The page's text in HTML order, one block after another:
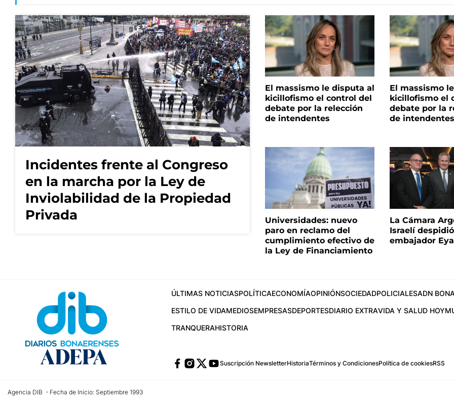
Incidentes frente al Congreso
en la marcha por la Ley de
Inviolabilidad de la Propiedad
Privada
El massismo le disputa al
kicillofismo el control del
debate por la relección
de intendentes
El massismo
kicillofismo el
debate por la
de intendentes
Universidades: nuevo
paro en reclamo del
cumplimiento efectivo de
la Ley de Financiamiento
La Cámara
Israelí
embajador
ÚLTIMAS NOTICIASPOLÍTICAECONOMÍAOPINIÓNSOCIEDADPOLICIALESADN
ESTILO DE VIDAMEDIOSEMPRESASDEPORTESDIARIO EXTRAVIDA Y SALUD HOY
TRANQUERAHISTORIA
Suscripción NewsletterHistoriaTérminos y CondicionesPolítica de cookiesRSS
Agencia DIB - Fecha de Inicio: Septiembre 1993